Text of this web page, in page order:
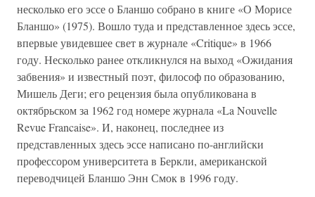
несколько его эссе о Бланшо собрано в книге «О Морисе
Бланшо» (1975). Вошло туда и представленное здесь эссе,
впервые увидевшее свет в журнале «Critique» в 1966
году. Несколько ранее откликнулся на выход «Ожидания
забвения» и известный поэт, философ по образованию,
Мишель Деги; его рецензия была опубликована в
октябрьском за 1962 год номере журнала «La Nouvelle
Revue Francaise». И, наконец, последнее из
представленных здесь эссе написано по-английски
профессором университета в Беркли, американской
переводчицей Бланшо Энн Смок в 1996 году.